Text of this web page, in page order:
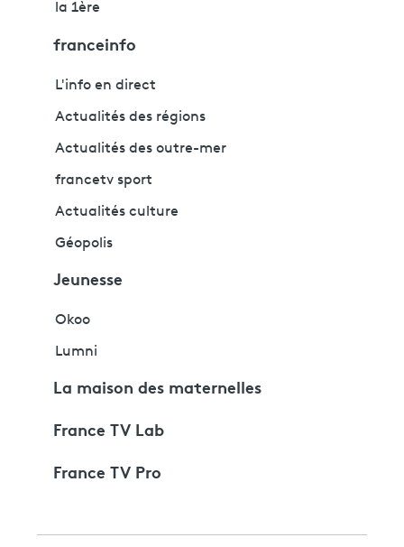
la 1ère
franceinfo
L'info en direct
Actualités des régions
Actualités des outre-mer
francetv sport
Actualités culture
Géopolis
Jeunesse
Okoo
Lumni
La maison des maternelles
France TV Lab
France TV Pro